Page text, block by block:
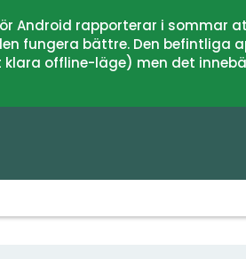
Android rapporterar i sommar
fungera bättre. Den befintliga
offline-läge) men det